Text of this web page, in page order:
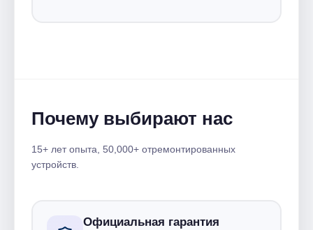
Почему выбирают нас
15+ лет опыта, 50,000+ отремонтированных
устройств.
Официальная гарантия